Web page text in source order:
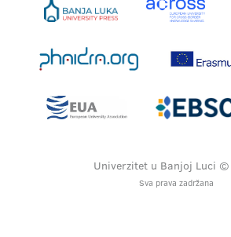
Univerzitet u Banjoj Luci
Sva prava zadržana